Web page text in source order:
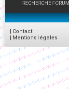
RECHERCHE FORUM
| Contact
| Mentions légales